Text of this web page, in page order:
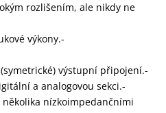
rozlišením, ale nikdy ne
výkony.-
(symetrické) výstupní připojení.-
a analogovou sekci.-
nízkoimpedančními